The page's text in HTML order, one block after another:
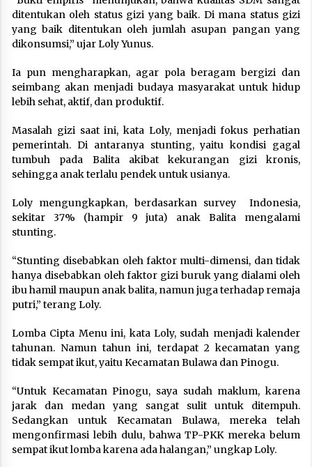
ditentukan oleh status gizi yang baik. Di mana status gizi
yang baik ditentukan oleh jumlah asupan pangan yang
dikonsumsi,” ujar Loly Yunus.
Ia pun mengharapkan, agar pola beragam bergizi dan
seimbang akan menjadi budaya masyarakat untuk hidup
lebih sehat, aktif, dan produktif.
Masalah gizi saat ini, kata Loly, menjadi fokus perhatian
pemerintah. Di antaranya stunting, yaitu kondisi gagal
tumbuh pada Balita akibat kekurangan gizi kronis,
sehingga anak terlalu pendek untuk usianya.
Loly mengungkapkan, berdasarkan survey Indonesia,
sekitar 37% (hampir 9 juta) anak Balita mengalami
stunting.
“Stunting disebabkan oleh faktor multi-dimensi, dan tidak
hanya disebabkan oleh faktor gizi buruk yang dialami oleh
ibu hamil maupun anak balita, namun juga terhadap remaja
putri,” terang Loly.
Lomba Cipta Menu ini, kata Loly, sudah menjadi kalender
tahunan. Namun tahun ini, terdapat 2 kecamatan yang
tidak sempat ikut, yaitu Kecamatan Bulawa dan Pinogu.
“Untuk Kecamatan Pinogu, saya sudah maklum, karena
jarak dan medan yang sangat sulit untuk ditempuh.
Sedangkan untuk Kecamatan Bulawa, mereka telah
mengonfirmasi lebih dulu, bahwa TP-PKK mereka belum
sempat ikut lomba karena ada halangan,” ungkap Loly.